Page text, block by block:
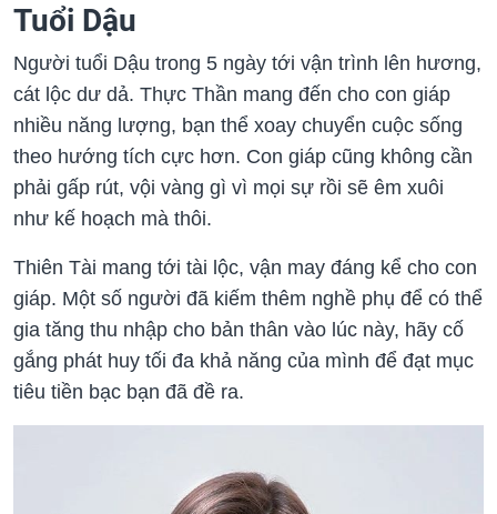
Tuổi Dậu
Người tuổi Dậu trong 5 ngày tới vận trình lên hương,
cát lộc dư dả. Thực Thần mang đến cho con giáp
nhiều năng lượng, bạn thể xoay chuyển cuộc sống
theo hướng tích cực hơn. Con giáp cũng không cần
phải gấp rút, vội vàng gì vì mọi sự rồi sẽ êm xuôi
như kế hoạch mà thôi.
Thiên Tài mang tới tài lộc, vận may đáng kể cho con
giáp. Một số người đã kiếm thêm nghề phụ để có thể
gia tăng thu nhập cho bản thân vào lúc này, hãy cố
gắng phát huy tối đa khả năng của mình để đạt mục
tiêu tiền bạc bạn đã đề ra.